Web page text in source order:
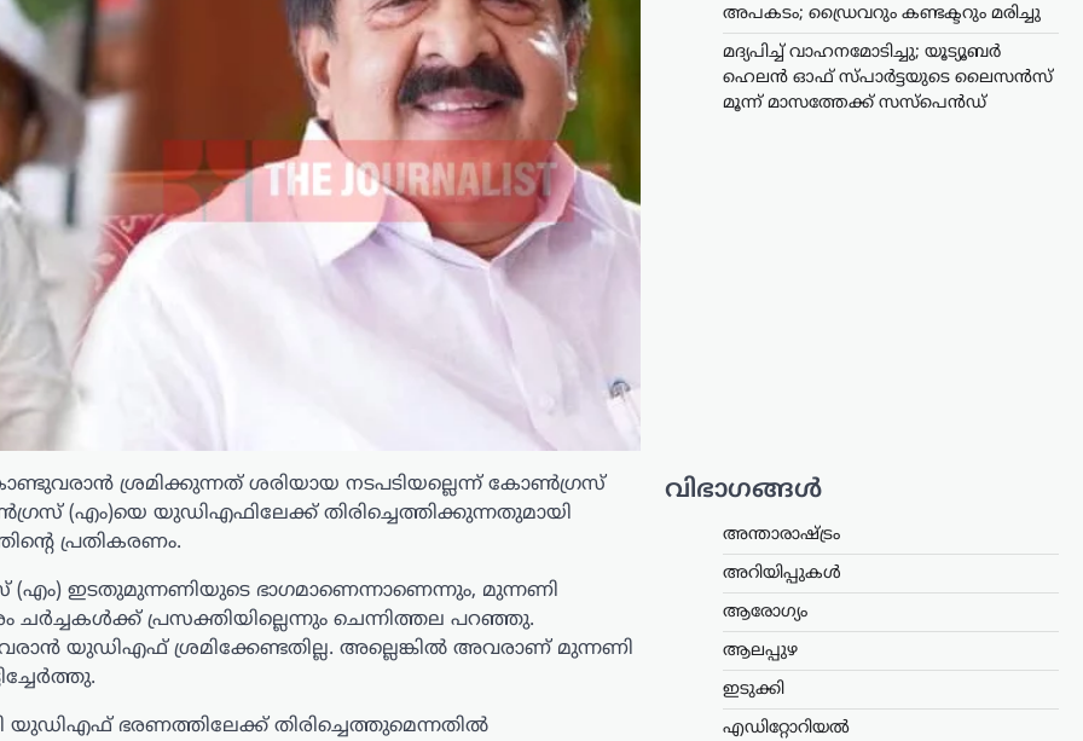
ശ്രമിക്കുന്നത് ശരിയായ നടപടിയല്ലെന്ന് കോൺഗ്രസ്
(എം)യെ യുഡിഎഫിലേക്ക് തിരിച്ചെത്തിക്കുന്നതുമായി
പ്രതികരണം.
ഇടതുമുന്നണിയുടെ ഭാഗമാണെന്നാണെന്നും, മുന്നണി
ചർച്ചകൾക്ക് പ്രസക്തിയില്ലെന്നും ചെന്നിത്തല പറഞ്ഞു.
യുഡിഎഫ് ശ്രമിക്കേണ്ടതില്ല. അല്ലെങ്കിൽ അവരാണ് മുന്നണി
യുഡിഎഫ് ഭരണത്തിലേക്ക് തിരിച്ചെത്തുമെന്നതിൽ
അപകടം; ഡ്രൈവറും കണ്ടക്ടറും മരിച്ചു
മദ്യപിച്ച് വാഹനമോടിച്ചു; യൂട്യൂബർ
ഹെലൻ ഓഫ് സ്പാർട്ടയുടെ ലൈസൻസ്
മൂന്ന് മാസത്തേക്ക് സസ്‌പെൻഡ്
വിഭാഗങ്ങൾ
അന്താരാഷ്ട്രം
അറിയിപ്പുകൾ
ആരോഗ്യം
ആലപ്പുഴ
ഇടുക്കി
എഡിറ്റോറിയൽ